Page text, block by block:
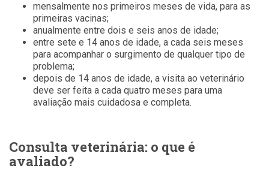
mensalmente nos primeiros meses de vida, para as
primeiras vacinas;
anualmente entre dois e seis anos de idade;
entre sete e 14 anos de idade, a cada seis meses
para acompanhar o surgimento de qualquer tipo de
problema;
depois de 14 anos de idade, a visita ao veterinário
deve ser feita a cada quatro meses para uma
avaliação mais cuidadosa e completa.
Consulta veterinária: o que é
avaliado?